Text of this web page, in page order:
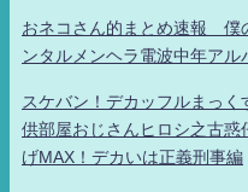
おネコさん的まとめ速報 僕
ンタルメンヘラ電波中年ア
スケバン！デカッフルまっ
供部屋おじさんヒロシ之古惑
げMAX！デカいは正義刑事編